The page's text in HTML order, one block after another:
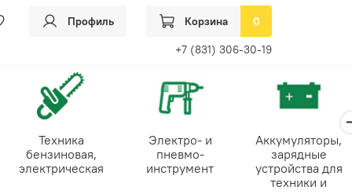
Профиль Корзина 0
+7 (831) 306-30-19
Техника
бензиновая,
электрическая
Электро- и
пневмо-
инструмент
Аккумуляторы,
зарядные
устройства для
техники и